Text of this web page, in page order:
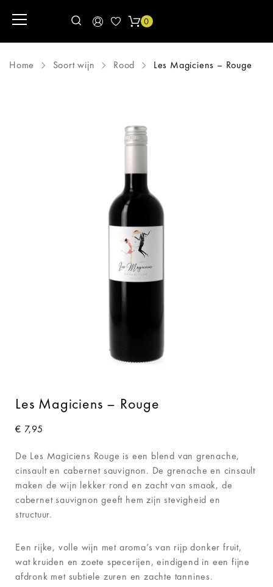
0
Home Soort wijn Rood Les Magiciens – Rouge
Les Magiciens – Rouge
€ 7,95
De Les Magiciens Rouge is een blend van grenache,
cinsault en cabernet sauvignon. De grenache en cinsault
maken de wijn lekker rond en zacht van smaak, de
cabernet sauvignon geeft hem zijn stevigheid en
structuur.
Een rijke, volle wijn met aroma’s van rijp donker fruit,
wat kruiden en zoete specerijen, eindigend in een fijne
afdronk met subtiele zuren en zachte tannines.